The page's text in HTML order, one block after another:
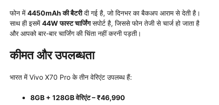
फोन में4450mAh की बैटरीदी गई है, जो दिनभर का बैकअप आराम से देती है।
साथ ही इसमें44W फास्ट चार्जिंगसपोर्ट है, जिससे फोन तेजी से चार्ज हो जाता है
और आपको बार-बार चार्जिंग की चिंता नहीं करनी पड़ती।
कीमत और उपलब्धता
भारत में Vivo X70 Pro के तीन वेरिएंट उपलब्ध हैं:
8GB + 128GB वेरिएंट – ₹46,990